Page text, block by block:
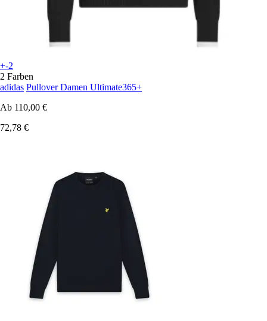
+-2
2 Farben
adidas Pullover Damen Ultimate365+
Ab 110,00 €
72,78 €